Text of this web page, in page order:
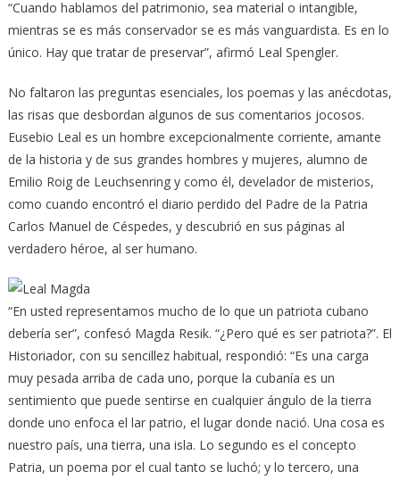
“Cuando hablamos del patrimonio, sea material o intangible,
mientras se es más conservador se es más vanguardista. Es en lo
único. Hay que tratar de preservar”, afirmó Leal Spengler.
No faltaron las preguntas esenciales, los poemas y las anécdotas,
las risas que desbordan algunos de sus comentarios jocosos.
Eusebio Leal es un hombre excepcionalmente corriente, amante
de la historia y de sus grandes hombres y mujeres, alumno de
Emilio Roig de Leuchsenring y como él, develador de misterios,
como cuando encontró el diario perdido del Padre de la Patria
Carlos Manuel de Céspedes, y descubrió en sus páginas al
verdadero héroe, al ser humano.
“En usted representamos mucho de lo que un patriota cubano
debería ser”, confesó Magda Resik. “¿Pero qué es ser patriota?”. El
Historiador, con su sencillez habitual, respondió: “Es una carga
muy pesada arriba de cada uno, porque la cubanía es un
sentimiento que puede sentirse en cualquier ángulo de la tierra
donde uno enfoca el lar patrio, el lugar donde nació. Una cosa es
nuestro país, una tierra, una isla. Lo segundo es el concepto
Patria, un poema por el cual tanto se luchó; y lo tercero, una